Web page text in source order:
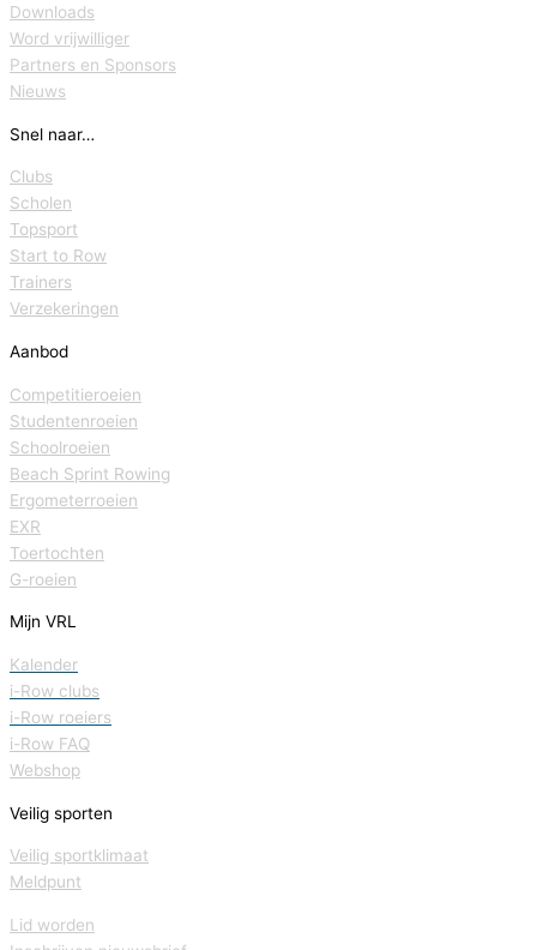
Downloads
Word vrijwilliger
Partners en Sponsors
Nieuws
Snel naar…
Clubs
Scholen
Topsport
Start to Row
Trainers
Verzekeringen
Aanbod
Competitieroeien
Studentenroeien
Schoolroeien
Beach Sprint Rowing
Ergometerroeien
EXR
Toertochten
G-roeien
Mijn VRL
Kalender
i-Row clubs
i-Row roeiers
i-Row FAQ
Webshop
Veilig sporten
Veilig sportklimaat
Meldpunt
Lid worden